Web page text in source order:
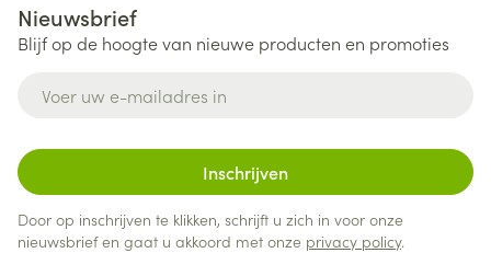
Nieuwsbrief
Blijf op de hoogte van nieuwe producten en promoties
Inschrijven
Door op inschrijven te klikken, schrijft u zich in voor onze
nieuwsbrief en gaat u akkoord met onze privacy policy.